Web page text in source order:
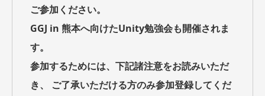
ご参加ください。
GGJ in 熊本へ向けたUnity勉強会も開催されま
す。
参加するためには、下記諸注意をお読みいただ
き、 ご了承いただける方のみ参加登録してくだ